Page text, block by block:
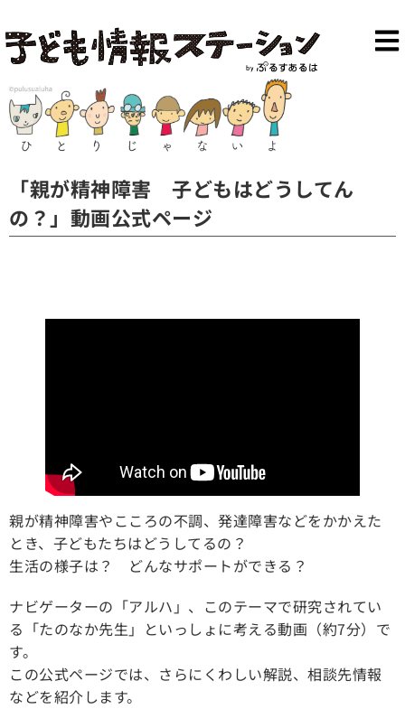
「親が精神障害 子どもはどうしてん
の？」動画公式ページ
親が精神障害やこころの不調、発達障害などをかかえた
とき、子どもたちはどうしてるの？
生活の様子は？ どんなサポートができる？
ナビゲーターの「アルハ」、このテーマで研究されてい
る「たのなか先生」といっしょに考える動画（約7分）で
す。
この公式ページでは、さらにくわしい解説、相談先情報
などを紹介します。